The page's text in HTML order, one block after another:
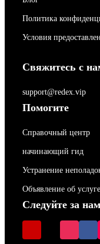
Политика
Условия
Свяжитесь с
support@redex.vip
Помогите
Справочный центр
начинающий гид
Устранение
Объявление об услуге
Следуйте за